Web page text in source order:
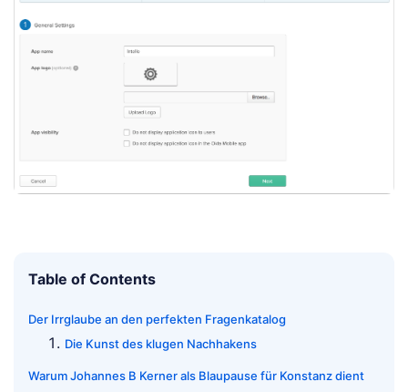
Table of Contents
Der Irrglaube an den perfekten Fragenkatalog
Die Kunst des klugen Nachhakens
Warum Johannes B Kerner als Blaupause für Konstanz dient